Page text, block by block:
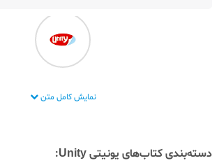
شرکت نوشت افزار یونیتی
نمایش کامل متن
دسته‌بندی کتاب‌های یونیتی Unity: